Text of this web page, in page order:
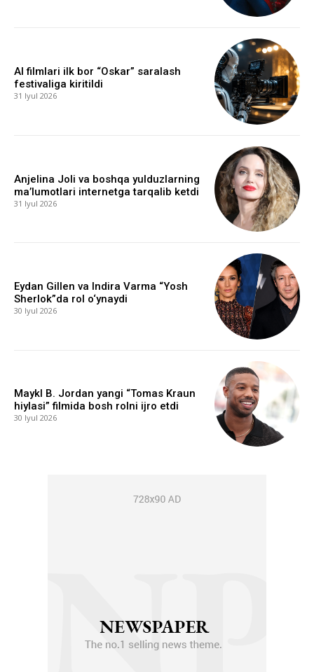
AI filmlari ilk bor “Oskar” saralash
festivaliga kiritildi
31 Iyul 2026
Anjelina Joli va boshqa yulduzlarning
ma’lumotlari internetga tarqalib ketdi
31 Iyul 2026
Eydan Gillen va Indira Varma “Yosh
Sherlok”da rol o‘ynaydi
30 Iyul 2026
Maykl B. Jordan yangi “Tomas Kraun
hiylasi” filmida bosh rolni ijro etdi
30 Iyul 2026